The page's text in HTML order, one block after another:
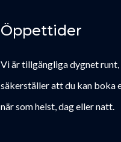
Öppettider
Vi är tillgängliga dygnet
säkerställer att du kan boka
när som helst, dag eller natt.